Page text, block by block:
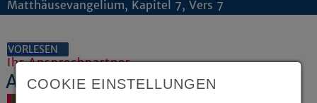
Matthäusevangelium, Kapitel 7, Vers 7
VORLESEN
Ihr Ansprechpartner
Alexander Bremermann
COOKIE EINSTELLUNGEN